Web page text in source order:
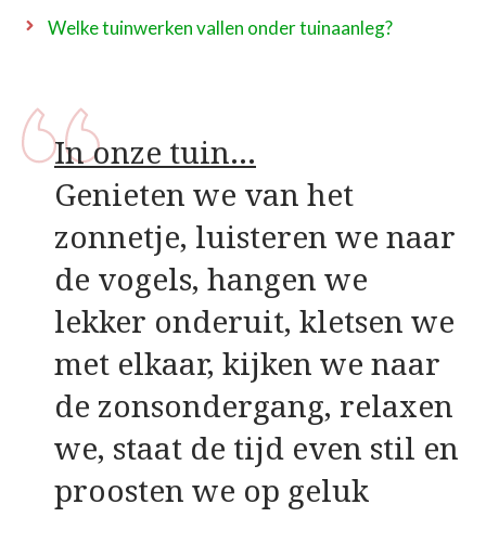
Welke tuinwerken vallen onder tuinaanleg?
In onze tuin…
Genieten we van het
zonnetje, luisteren we naar
de vogels, hangen we
lekker onderuit, kletsen we
met elkaar, kijken we naar
de zonsondergang, relaxen
we, staat de tijd even stil en
proosten we op geluk